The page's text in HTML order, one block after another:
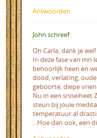
Antwoorden
John schreef:
Oh Carla, dank je wel!
In deze fase van mn
behoorlijk heen en
dood, verlating,
geboorte, diepe
Nu in een snoeiheet
steun bij jouw
temperatuur al
...Hoe dan ook, een